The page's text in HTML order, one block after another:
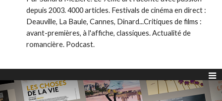
depuis 2003. 4000 articles. Festivals de cinéma en direct :
Deauville, La Baule, Cannes, Dinard...Critiques de films :
avant-premières, à l'affiche, classiques. Actualité de
romancière. Podcast.